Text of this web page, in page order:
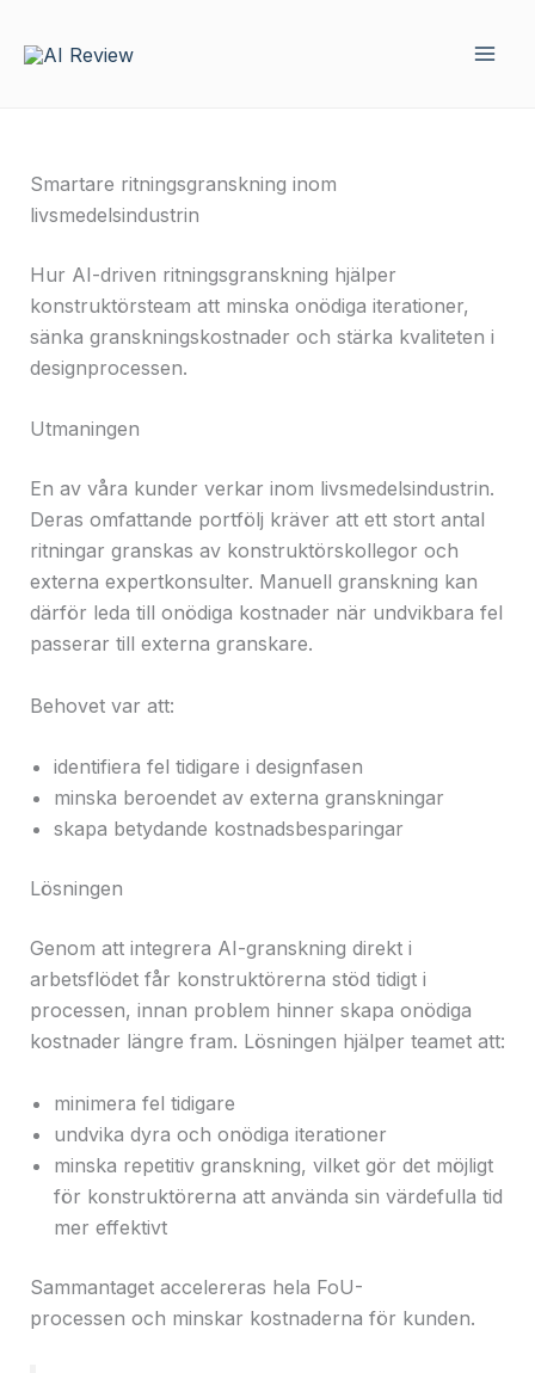
Smartare ritningsgranskning inom
livsmedelsindustrin
Hur AI-driven ritningsgranskning hjälper
konstruktörsteam att minska onödiga iterationer,
sänka granskningskostnader och stärka kvaliteten i
designprocessen.
Utmaningen
En av våra kunder verkar inom livsmedelsindustrin.
Deras omfattande portfölj kräver att ett stort antal
ritningar granskas av konstruktörskollegor och
externa expertkonsulter. Manuell granskning kan
därför leda till onödiga kostnader när undvikbara fel
passerar till externa granskare.
Behovet var att:
identifiera fel tidigare i designfasen
minska beroendet av externa granskningar
skapa betydande kostnadsbesparingar
Lösningen
Genom att integrera AI-granskning direkt i
arbetsflödet får konstruktörerna stöd tidigt i
processen, innan problem hinner skapa onödiga
kostnader längre fram. Lösningen hjälper teamet att:
minimera fel tidigare
undvika dyra och onödiga iterationer
minska repetitiv granskning, vilket gör det möjligt
för konstruktörerna att använda sin värdefulla tid
mer effektivt
Sammantaget accelereras hela FoU-
processen och minskar kostnaderna för kunden.